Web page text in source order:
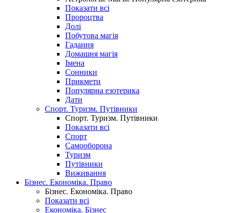
Показати всі
Пророцтва
Долі
Побутова магія
Гадання
Домашня магія
Імена
Сонники
Прикмети
Популярна езотерика
Дати
Спорт. Туризм. Путівники
Спорт. Туризм. Путівники
Показати всі
Спорт
Самооборона
Туризм
Путівники
Виживання
Бізнес. Економіка. Право
Бізнес. Економіка. Право
Показати всі
Економіка. Бізнес